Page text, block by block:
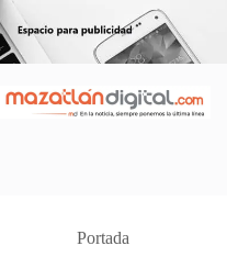
Saltar
al
contenido
Portada